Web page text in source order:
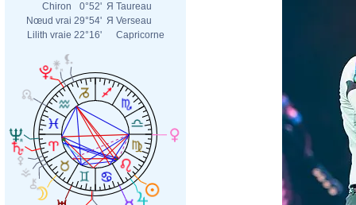
Chiron
0°52' Я Taureau
Nœud vrai 29°54' Я Verseau
Lilith vraie 22°16' Capricorne